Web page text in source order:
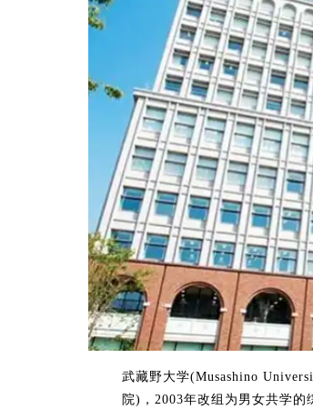
武藏野大学(Musashino
院)，2003年改组为男女共学的